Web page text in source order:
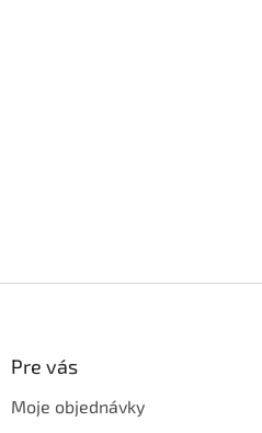
Pre vás
Moje objednávky